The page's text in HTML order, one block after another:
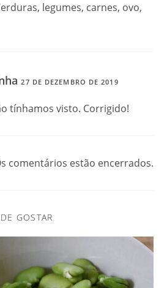
legumes, carnes, ovo,
27 DE DEZEMBRO DE 2019
tínhamos visto. Corrigido!
comentários estão encerrados.
GOSTAR